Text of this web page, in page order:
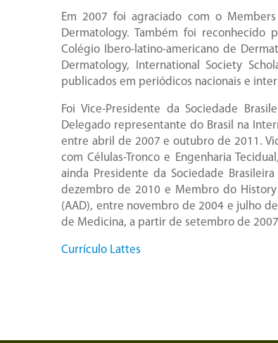
Em 2007 foi agraciado com o
Dermatology. Também foi reconhecido
Colégio Ibero-latino-americano de
Dermatology, International Society
publicados em periódicos nacionais e
Foi Vice-Presidente da Sociedade
Delegado representante do Brasil na
entre abril de 2007 e outubro de 2011.
com Células-Tronco e Engenharia
ainda Presidente da Sociedade
dezembro de 2010 e Membro do
(AAD), entre novembro de 2004 e julho
de Medicina, a partir de setembro de
Currículo Lattes